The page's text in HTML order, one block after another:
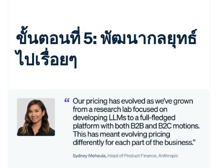
ขั้นตอนที่ 5: พัฒนากลยุทธ์
ไปเรื่อยๆ